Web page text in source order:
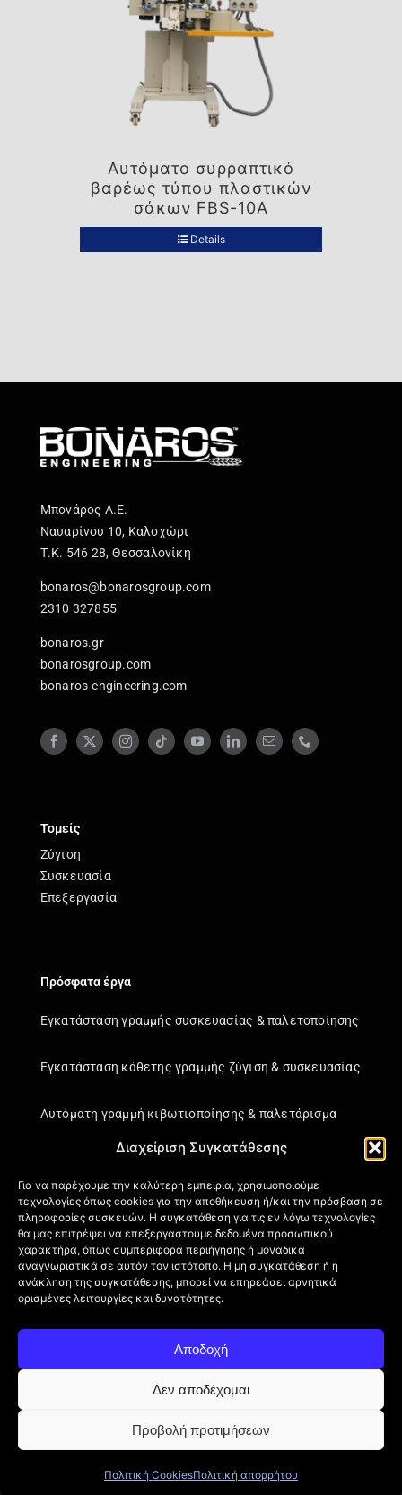
Διαχείριση Συγκατάθεσης
Για να παρέχουμε την καλύτερη εμπειρία, χρησιμοποιούμε
τεχνολογίες όπως cookies για την αποθήκευση ή/και την πρόσβαση σε
πληροφορίες συσκευών. Η συγκατάθεση για τις εν λόγω τεχνολογίες
θα μας επιτρέψει να επεξεργαστούμε δεδομένα προσωπικού
χαρακτήρα, όπως συμπεριφορά περιήγησης ή μοναδικά
αναγνωριστικά σε αυτόν τον ιστότοπο. Η μη συγκατάθεση ή η
ανάκληση της συγκατάθεσης, μπορεί να επηρεάσει αρνητικά
ορισμένες λειτουργίες και δυνατότητες.
Αποδοχή
Δεν αποδέχομαι
Προβολή προτιμήσεων
Πολιτική CookiesΠολιτική απορρήτου
Αυτόματο συρραπτικό
βαρέως τύπου πλαστικών
σάκων FBS-10A
Details
Μπονάρος Α.Ε.
Ναυαρίνου 10, Καλοχώρι
Τ.Κ. 546 28, Θεσσαλονίκη
bonaros@bonarosgroup.com
2310 327855
bonaros.gr
bonarosgroup.com
bonaros-engineering.com
Τομείς
Ζύγιση
Συσκευασία
Επεξεργασία
Πρόσφατα έργα
Εγκατάσταση γραμμής συσκευασίας & παλετοποίησης
Εγκατάσταση κάθετης γραμμής ζύγιση & συσκευασίας
Αυτόματη γραμμή κιβωτιοποίησης & παλετάρισμα
Πληροφορίες
Πιστοποιήσεις
Όροι Χρήσης
Πολιτική απορρήτου
Πολιτική Cookies (ΕΕ)
© 2026 BONAROS SA • All Rights Reserved • Powered by